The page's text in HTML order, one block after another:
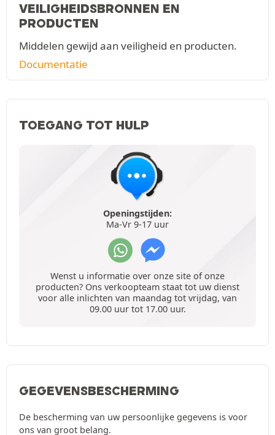
VEILIGHEIDSBRONNEN EN
PRODUCTEN
Middelen gewijd aan veiligheid en producten.
Documentatie
TOEGANG TOT HULP
Openingstijden:
Ma-Vr 9-17 uur
Wenst u informatie over onze site of onze
producten? Ons verkoopteam staat tot uw dienst
voor alle inlichten van maandag tot vrijdag, van
09.00 uur tot 17.00 uur.
GEGEVENSBESCHERMING
De bescherming van uw persoonlijke gegevens is voor
ons van groot belang.